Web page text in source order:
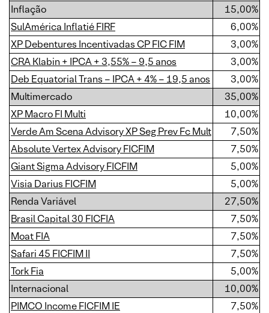
Inflação
15,00%
SulAmérica Inflatié FIRF
6,00%
XP Debentures Incentivadas CP FIC FIM
3,00%
CRA Klabin + IPCA + 3,55% – 9,5 anos
3,00%
Deb Equatorial Trans – IPCA + 4% – 19,5 anos
3,00%
Multimercado
35,00%
XP Macro FI Multi
10,00%
Verde Am Scena Advisory XP Seg Prev Fc Mult
7,50%
Absolute Vertex Advisory FICFIM
7,50%
Giant Sigma Advisory FICFIM
5,00%
Visia Darius FICFIM
5,00%
Renda Variável
27,50%
Brasil Capital 30 FICFIA
7,50%
Moat FIA
7,50%
Safari 45 FICFIM II
7,50%
Tork Fia
5,00%
Internacional
10,00%
PIMCO Income FICFIM IE
7,50%